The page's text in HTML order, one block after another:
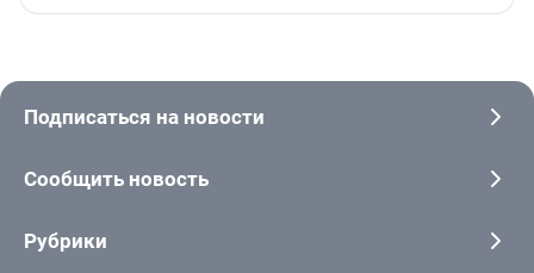
Подписаться на новости
Сообщить новость
Рубрики